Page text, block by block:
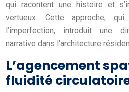
qui racontent une histoire et
vertueux. Cette approche,
l’imperfection, introduit une
narrative dans l’architecture
L’agencement
fluidité